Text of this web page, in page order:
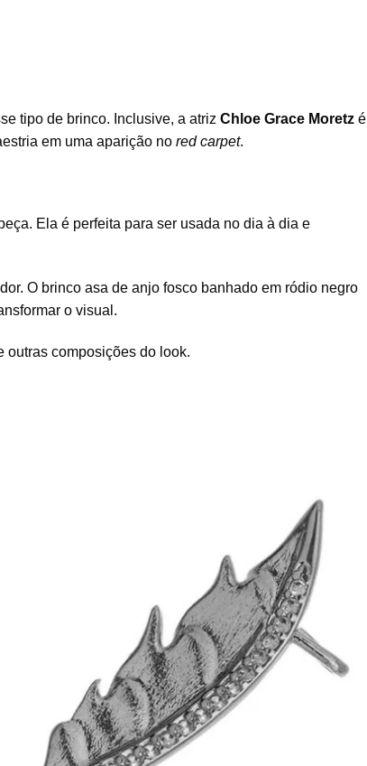
tipo de brinco. Inclusive, a atriz Chloe Grace Moretz é
em uma aparição no red carpet.
Ela é perfeita para ser usada no dia à dia e
O brinco asa de anjo fosco banhado em ródio negro
o visual.
outras composições do look.